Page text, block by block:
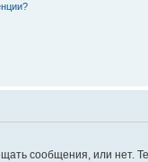
сообщения, или нет.